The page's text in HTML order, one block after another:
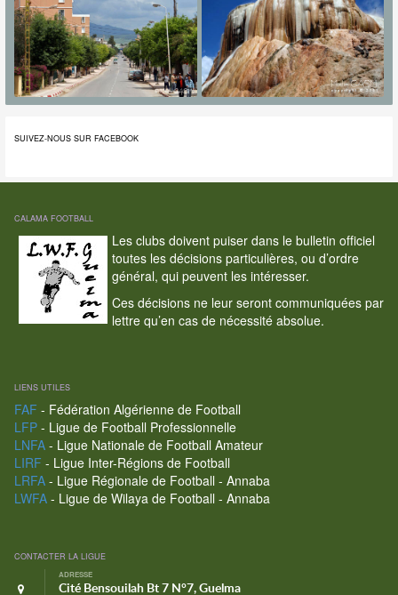
SUIVEZ-NOUS SUR FACEBOOK
CALAMA FOOTBALL
Les clubs doivent puiser dans le bulletin officiel
toutes les décisions particulières, ou d’ordre
général, qui peuvent les intéresser.
Ces décisions ne leur seront communiquées par
lettre qu’en cas de nécessité absolue.
LIENS UTILES
FAF - Fédération Algérienne de Football
LFP- Ligue de Football Professionnelle
LNFA- Ligue Nationale de Football Amateur
LIRF - Ligue Inter-Régions de Football
LRFA- Ligue Régionale de Football - Annaba
LWFA- Ligue de Wilaya de Football - Annaba
CONTACTER LA LIGUE
ADRESSE
Cité Bensouilah Bt 7 N°7, Guelma